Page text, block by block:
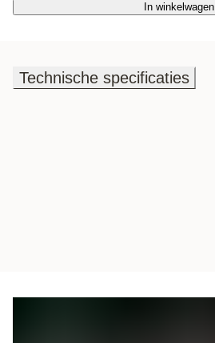
In winkelwagen
In winkelwagen
Technische specificaties